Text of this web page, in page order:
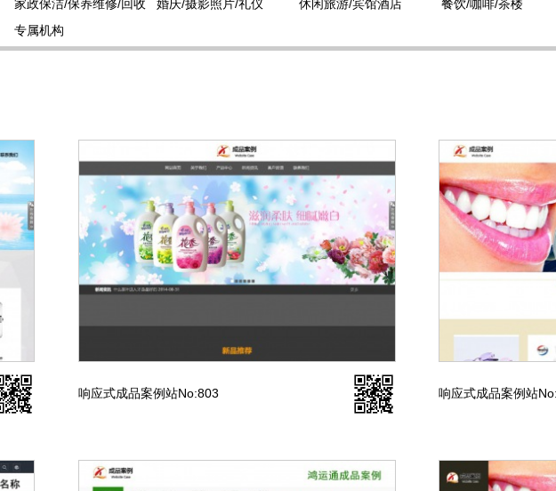
家政保洁/保养维修/回收 婚庆/摄影照片/礼仪 休闲旅游/宾馆酒店 餐饮/咖啡/茶楼
专属机构
响应式成品案例站No:803 响应式成品案例站